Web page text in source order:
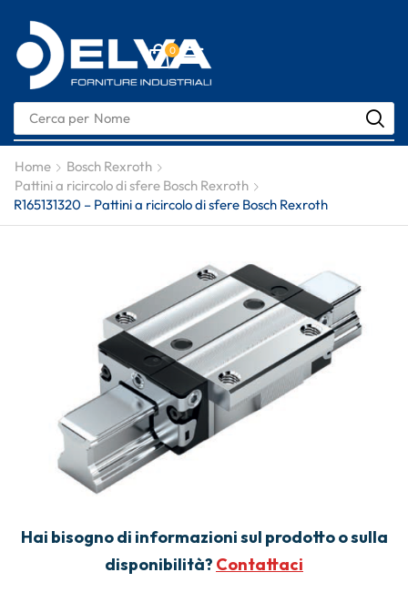
0
Cerca per Nome
Home
Bosch Rexroth
Pattini a ricircolo di sfere Bosch Rexroth
R165131320 – Pattini a ricircolo di sfere Bosch Rexroth
Hai bisogno di informazioni sul prodotto o sulla
disponibilità? Contattaci